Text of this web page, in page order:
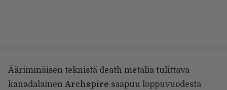
Äärimmäisen teknistä death metalia tulittava
kanadalainen Archspire saapuu loppuvuodesta